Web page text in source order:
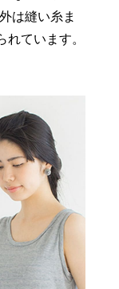
は縫い糸ま
ています。